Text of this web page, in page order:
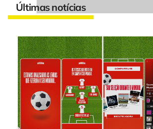
Últimas notícias